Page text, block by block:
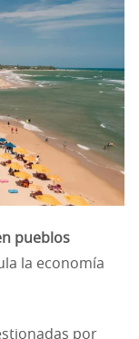
pueblos
la economía
por